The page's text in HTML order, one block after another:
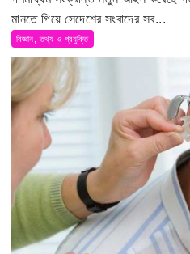
মানতে গিয়ে সেদেশের সংবাদের সব...
বিজ্ঞান, তথ্য ও প্রযুক্তি